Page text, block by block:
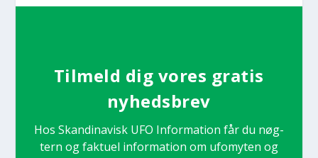
Til­meld dig vores gra­tis
nyheds­brev
Hos Skan­di­na­visk UFO Infor­ma­tion får du nøg­
tern og fak­tu­el infor­ma­tion om ufo­myten og